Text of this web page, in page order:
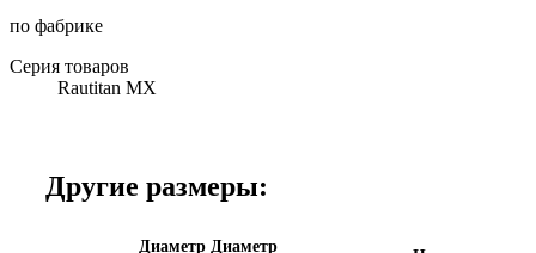
по фабрике
Серия товаров
Rautitan MX
Другие размеры:
Диаметр Диаметр